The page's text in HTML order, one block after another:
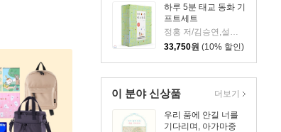
하루 5분 태교 동화 기
프트세트
33,750원 (10% 할인)
이 분야 신상품
우리 품에 안길 너를
기다리며, 아가마중
더보기